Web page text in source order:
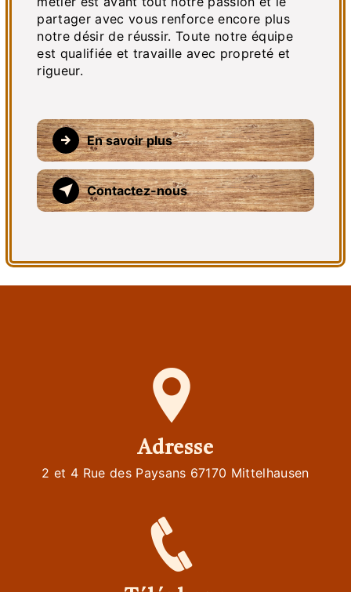
partager avec vous renforce encore plus
notre désir de réussir. Toute notre équipe
est qualifiée et travaille avec propreté et
rigueur.
En savoir plus
Contactez-nous
Adresse
2 et 4 Rue des Paysans 67170 Mittelhausen